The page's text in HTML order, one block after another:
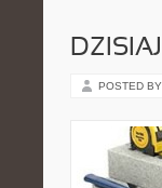
POSTED